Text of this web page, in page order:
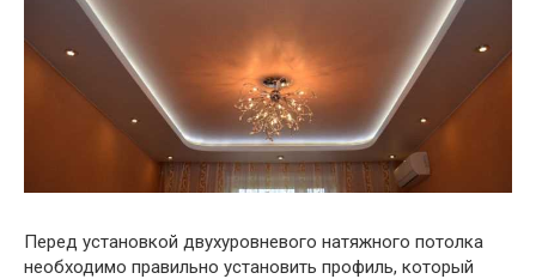
Перед установкой двухуровневого натяжного потолка
необходимо правильно установить профиль, который